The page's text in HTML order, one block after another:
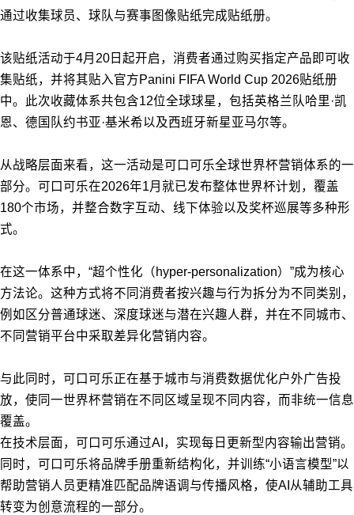
通过收集球员、球队与赛事图像贴纸完成贴纸册。
该贴纸活动于4月20日起开启，消费者通过购买指定产品即可收
集贴纸，并将其贴入官方Panini FIFA World Cup 2026贴纸册
中。此次收藏体系共包含12位全球球星，包括英格兰队哈里·凯
恩、德国队约书亚·基米希以及西班牙新星亚马尔等。
从战略层面来看，这一活动是可口可乐全球世界杯营销体系的一
部分。可口可乐在2026年1月就已发布整体世界杯计划，覆盖
180个市场，并整合数字互动、线下体验以及奖杯巡展等多种形
式。
在这一体系中，“超个性化（hyper-personalization）”成为核心
方法论。这种方式将不同消费者按兴趣与行为拆分为不同类别，
例如区分普通球迷、深度球迷与潜在兴趣人群，并在不同城市、
不同营销平台中采取差异化营销内容。
与此同时，可口可乐正在基于城市与消费数据优化户外广告投
放，使同一世界杯营销在不同区域呈现不同内容，而非统一信息
覆盖。
在技术层面，可口可乐通过AI，实现每日更新型内容输出营销。
同时，可口可乐将品牌手册重新结构化，并训练“小语言模型”以
帮助营销人员更精准匹配品牌语调与传播风格，使AI从辅助工具
转变为创意流程的一部分。